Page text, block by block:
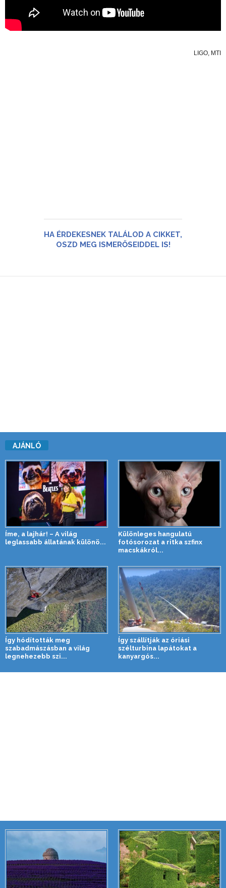
LIGO, MTI
HA ÉRDEKESNEK TALÁLOD A CIKKET,
OSZD MEG ISMERŐSEIDDEL IS!
AJÁNLÓ
Íme, a lajhár! – A világ
leglassabb állatának különö...
Különleges hangulatú
fotósorozat a ritka szfinx
macskákról...
Így hódították meg
szabadmászásban a világ
legnehezebb szi...
Így szállítják az óriási
szélturbina lapátokat a
kanyargós...